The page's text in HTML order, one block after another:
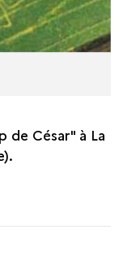
de César" à La